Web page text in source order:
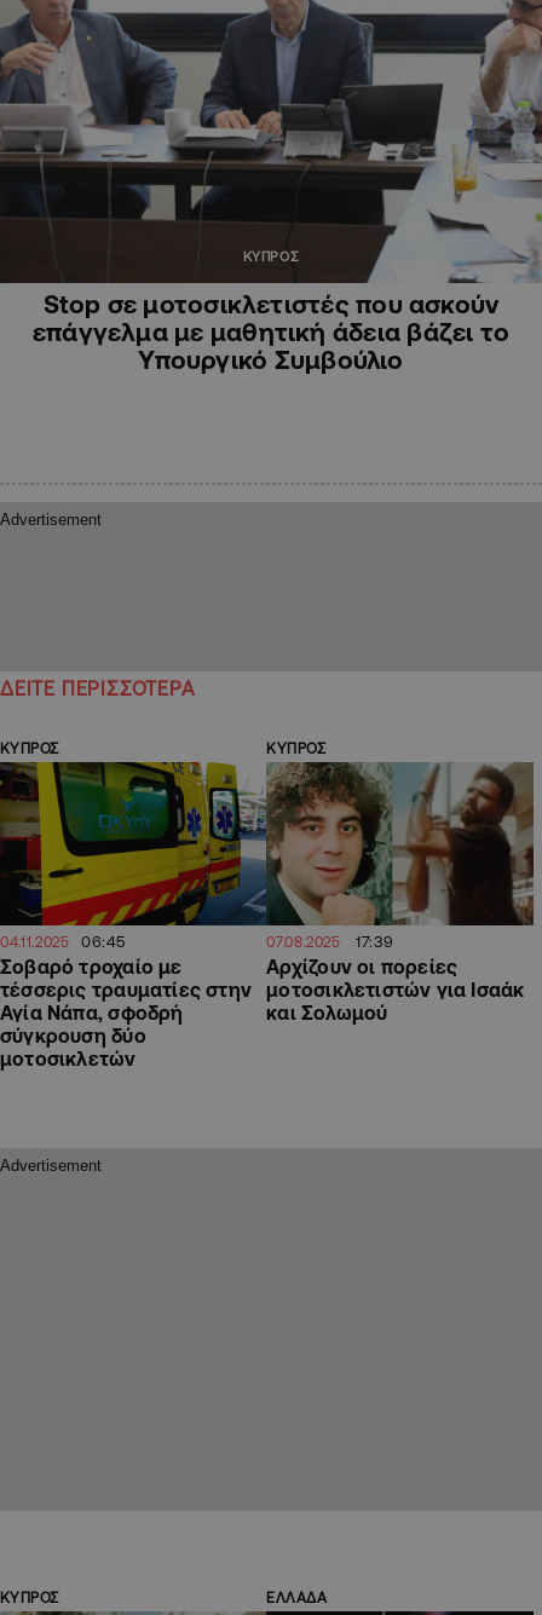
ΚΥΠΡΟΣ
Stop σε μοτοσικλετιστές που ασκούν
επάγγελμα με μαθητική άδεια βάζει το
Υπουργικό Συμβούλιο
ΔΕΙΤΕ ΠΕΡΙΣΣΟΤΕΡΑ
ΚΥΠΡΟΣ
04.11.2025 06:45
Σοβαρό τροχαίο με
τέσσερις τραυματίες στην
Αγία Νάπα, σφοδρή
σύγκρουση δύο
μοτοσικλετών
ΚΥΠΡΟΣ
07.08.2025 17:39
Αρχίζουν οι πορείες
μοτοσικλετιστών για Ισαάκ
και Σολωμού
ΚΥΠΡΟΣ ΕΛΛΑΔΑ